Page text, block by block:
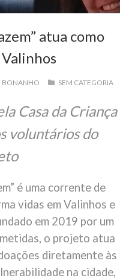
atua como
BONANHO SEM CATEGORIA
Casa da Criança
voluntários do
é uma corrente de
vidas em Valinhos e
em 2019 por um
o projeto atua
diretamente às
na cidade,